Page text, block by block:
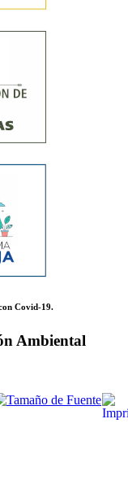
Covid-19.
Ambiental